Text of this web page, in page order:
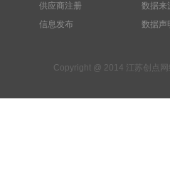
供应商注册
信息发布
数据来
数据声
Copyright @ 2014 江苏创点